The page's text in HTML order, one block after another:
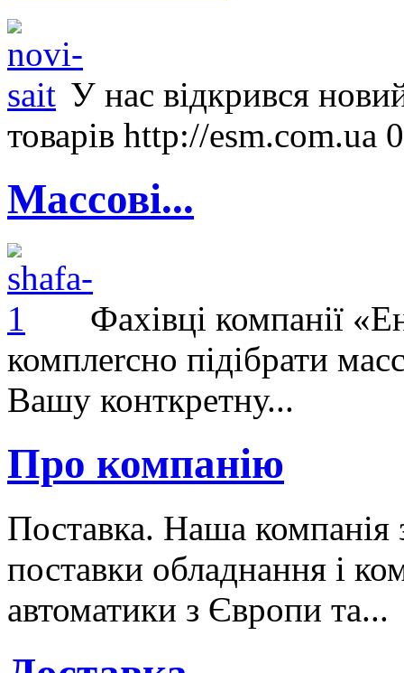
У нас відкрився
товарів http://esm.com.ua
Массові...
Фахівці компанії
комплеrсно підібрати
Вашу конткретну...
Про компанію
Поставка. Наша компанія
поставки обладнання і
автоматики з Європи та...